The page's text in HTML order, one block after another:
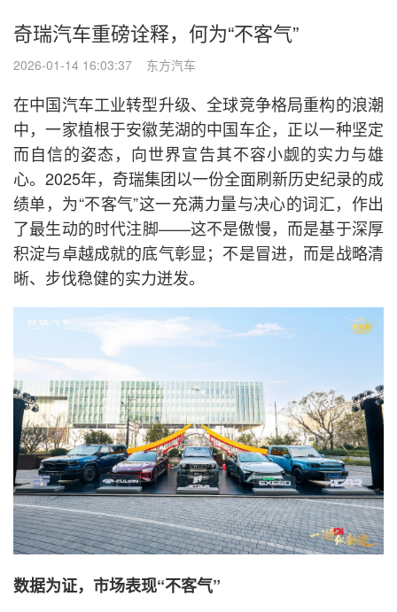
奇瑞汽车重磅诠释，何为“不客气”
2026-01-14 16:03:37 东方汽车
在中国汽车工业转型升级、全球竞争格局重构的浪潮
中，一家植根于安徽芜湖的中国车企，正以一种坚定
而自信的姿态，向世界宣告其不容小觑的实力与雄
心。2025年，奇瑞集团以一份全面刷新历史纪录的成
绩单，为“不客气”这一充满力量与决心的词汇，作出
了最生动的时代注脚——这不是傲慢，而是基于深厚
积淀与卓越成就的底气彰显；不是冒进，而是战略清
晰、步伐稳健的实力迸发。
数据为证，市场表现“不客气”